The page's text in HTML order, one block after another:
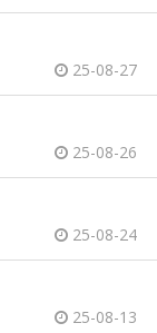
25-08-27
25-08-26
25-08-24
25-08-13